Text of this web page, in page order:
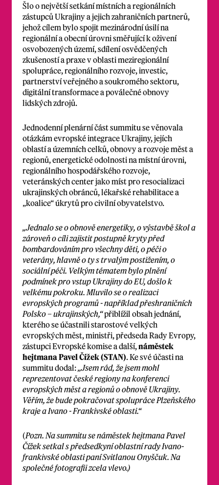
Šlo o největší setkání místních a regionálních
zástupců Ukrajiny a jejich zahraničních partnerů,
jehož cílem bylo spojit mezinárodní úsilí na
regionální a obecní úrovni směřující k oživení
osvobozených území, sdílení osvědčených
zkušeností a praxe v oblasti meziregionální
spolupráce, regionálního rozvoje, investic,
partnerství veřejného a soukromého sektoru,
digitální transformace a poválečné obnovy
lidských zdrojů.
Jednodenní plenární část summitu se věnovala
otázkám evropské integrace Ukrajiny, jejích
oblastí a územních celků, obnovy a rozvoje měst a
regionů, energetické odolnosti na místní úrovni,
regionálního hospodářského rozvoje,
veteránských center jako míst pro resocializaci
ukrajinských obránců, lékařské rehabilitace a
„koalice“ úkrytů pro civilní obyvatelstvo.
„Jednalo se o obnově energetiky, o výstavbě škol a
zároveň o cíli zajistit postupně kryty před
bombardováním pro všechny děti, o péči o
veterány, hlavně o ty s trvalým postižením, o
sociální péči. Velkým tématem bylo plnění
podmínek pro vstup Ukrajiny do EU, došlo k
velkému pokroku. Mluvilo se o realizaci
evropských programů - například přeshraničních
Polsko – ukrajinských,“přiblížil obsah jednání,
kterého se účastnili starostové velkých
evropských měst, ministři, předseda Rady Evropy,
zástupci Evropské komise a další,náměstek
hejtmana Pavel Čížek (STAN). Ke své účasti na
summitu dodal:„Jsem rád, že jsem mohl
reprezentovat české regiony na konferenci
evropských měst a regionů o obnově Ukrajiny.
Věřím, že bude pokračovat spolupráce Plzeňského
kraje a Ivano - Frankivské oblasti.“
(Pozn. Na summitu se náměstek hejtmana Pavel
Čížek setkal s předsedkyní oblastní rady Ivano-
frankivské oblasti paní Svitlanou Onyščuk. Na
společné fotografii zcela vlevo.)